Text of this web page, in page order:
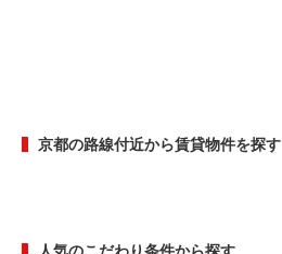
京都の路線付近から賃貸物件を探す